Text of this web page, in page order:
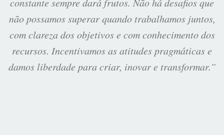
não possamos superar quando trabalhamos juntos,
com clareza dos objetivos e com conhecimento dos
recursos. Incentivamos as atitudes pragmáticas e
damos liberdade para criar, inovar e transformar.”